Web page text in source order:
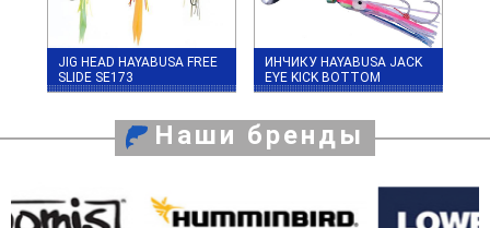
JIG HEAD HAYABUSA FREE
SLIDE SE173
ИНЧИКУ HAYABUSA JACK
EYE KICK BOTTOM
Наши бренды